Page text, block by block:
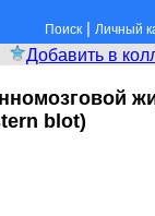
Поиск | Личный
Добавить в
blot)